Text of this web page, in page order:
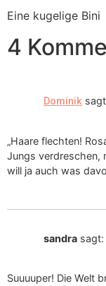
Eine kugelige Bini
4
Dominik
„Haare flechten!
Jungs verdreschen,
will ja auch was
sandra sagt:
Suuuuper! Die Welt